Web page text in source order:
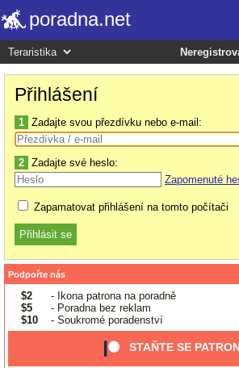
poradna.net
Přihlášení
1 Zadajte svou přezdívku nebo e-mail:
2 Zadajte své heslo:
Zapomenuté
Zapamatovat přihlášení na tomto počítači
Podpořte nás
$2
- Ikona patrona na poradně
$5
- Poradna bez reklam
$10
- Soukromé poradenství
STAŇTE SE